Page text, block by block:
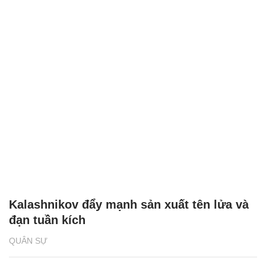
QUÂN SỰ
Kalashnikov đẩy mạnh sản xuất tên lửa và
đạn tuần kích